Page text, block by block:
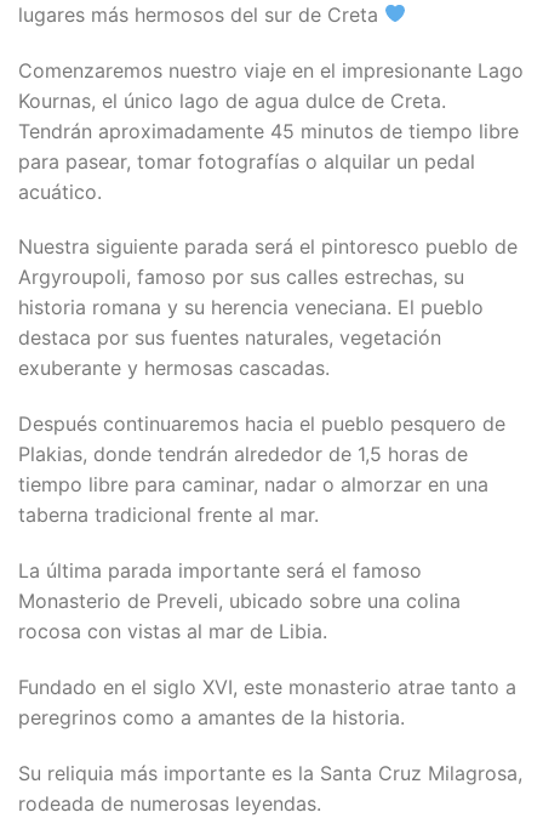
lugares más hermosos del sur de Creta
Comenzaremos nuestro viaje en el impresionante Lago
Kournas, el único lago de agua dulce de Creta.
Tendrán aproximadamente 45 minutos de tiempo libre
para pasear, tomar fotografías o alquilar un pedal
acuático.
Nuestra siguiente parada será el pintoresco pueblo de
Argyroupoli, famoso por sus calles estrechas, su
historia romana y su herencia veneciana. El pueblo
destaca por sus fuentes naturales, vegetación
exuberante y hermosas cascadas.
Después continuaremos hacia el pueblo pesquero de
Plakias, donde tendrán alrededor de 1,5 horas de
tiempo libre para caminar, nadar o almorzar en una
taberna tradicional frente al mar.
La última parada importante será el famoso
Monasterio de Preveli, ubicado sobre una colina
rocosa con vistas al mar de Libia.
Fundado en el siglo XVI, este monasterio atrae tanto a
peregrinos como a amantes de la historia.
Su reliquia más importante es la Santa Cruz Milagrosa,
rodeada de numerosas leyendas.